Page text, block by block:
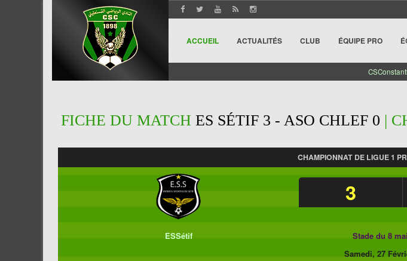
ACCUEIL ACTUALITÉS CLUB ÉQUIPE PRO
FICHE DU MATCH ES SÉTIF 3 - ASO CHLEF 0 |
CHAMPIONNAT DE LIGUE 1
3
ESSétif Stade du 8
Samedi, 27